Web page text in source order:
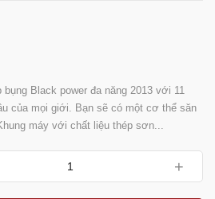
Black power đa năng 2013 với 11
của mọi giới. Bạn sẽ có một cơ thể săn
máy với chất liệu thép sơn...
+